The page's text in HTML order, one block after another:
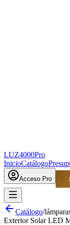
LUZ4000Pro
InicioCatálogo
Acceso Pro
Catálogo/
Exterior Solar LED